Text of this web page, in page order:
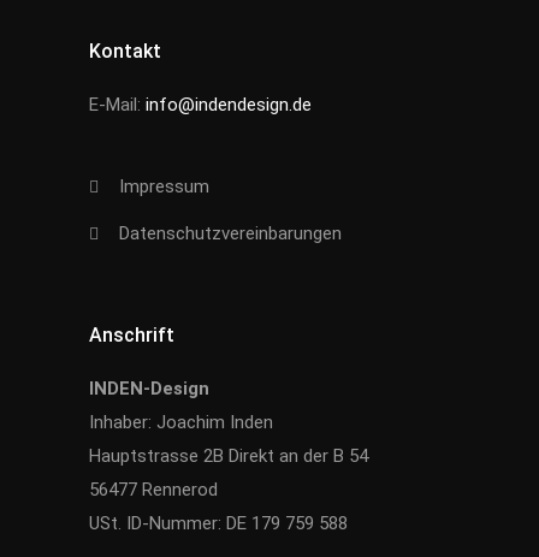
Kontakt
E-Mail: info@indendesign.de
Impressum
Datenschutzvereinbarungen
Anschrift
INDEN-Design
Inhaber: Joachim Inden
Hauptstrasse 2B Direkt an der B 54
56477 Rennerod
USt. ID-Nummer: DE 179 759 588